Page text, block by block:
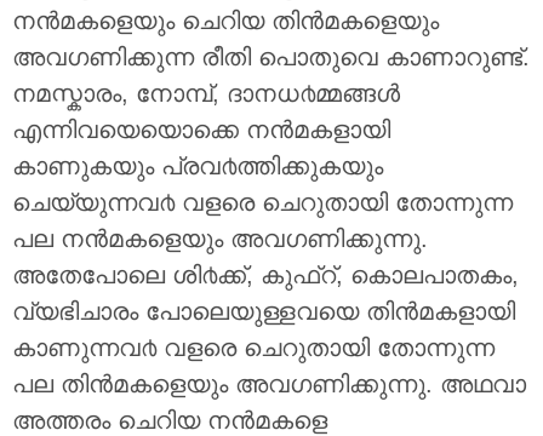
നന്‍മകളെയും ചെറിയ തിന്‍മകളെയും
അവഗണിക്കുന്ന രീതി പൊതുവെ കാണാറുണ്ട്.
നമസ്കാരം, നോമ്പ്, ദാനധ൪മ്മങ്ങള്‍
എന്നിവയെയൊക്കെ നന്‍മകളായി
കാണുകയും പ്രവ൪ത്തിക്കുകയും
ചെയ്യുന്നവ൪ വളരെ ചെറുതായി തോന്നുന്ന
പല നന്‍മകളെയും അവഗണിക്കുന്നു.
അതേപോലെ ശി൪ക്ക്, കുഫ്റ്, കൊലപാതകം,
വ്യഭിചാരം പോലെയുള്ളവയെ തിന്‍മകളായി
കാണുന്നവ൪ വളരെ ചെറുതായി തോന്നുന്ന
പല തിന്‍മകളെയും അവഗണിക്കുന്നു. അഥവാ
അത്തരം ചെറിയ നന്‍മകളെ